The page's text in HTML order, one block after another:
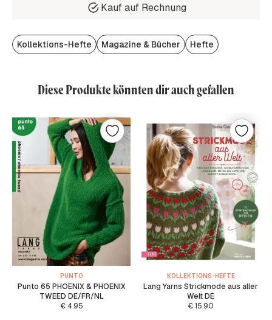
Kauf auf Rechnung
Kollektions-Hefte Magazine & Bücher Hefte
Diese Produkte könnten dir auch gefallen
PUNTO
Punto 65 PHOENIX & PHOENIX
TWEED DE/FR/NL
€4.95
KOLLEKTIONS-HEFTE
Lang Yarns Strickmode aus aller
Welt DE
€15.90